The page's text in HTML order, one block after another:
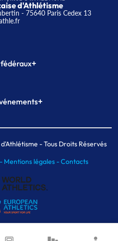
d'Athlétisme
- 75640 Paris Cedex 13
+
Formation
+
Paris indoor
de Paris- Tous Droits Réservés
Mentions légales -Contacts